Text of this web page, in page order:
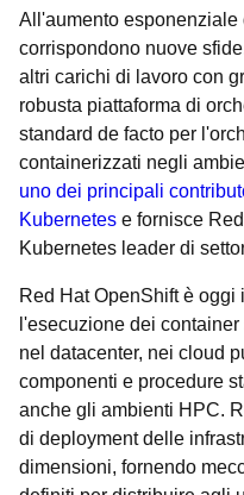
All'aumento
corrispondono nuove
altri carichi di lavoro con
robusta piattaforma di
standard de facto per
containerizzati negli
uno dei principali
Kubernetes e fornisce
Kubernetes leader di
Red Hat OpenShift è oggi
l'esecuzione dei
nel datacenter, nei cloud
componenti e procedure
anche gli ambienti HPC.
di deployment delle
dimensioni, fornendo